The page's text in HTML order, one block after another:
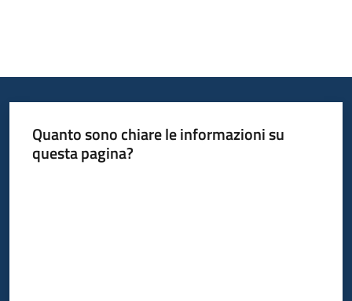
Quanto sono chiare le informazioni su
questa pagina?